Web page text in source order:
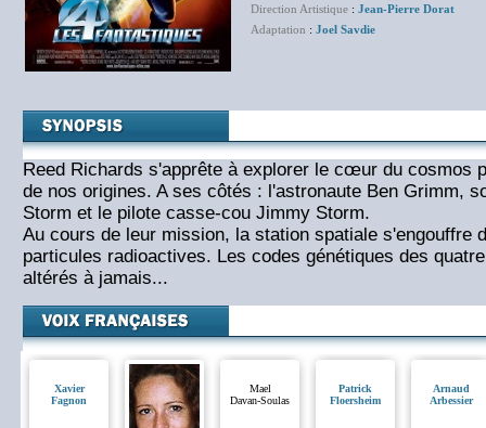
Direction Artistique : Jean-Pierre Dorat
Adaptation : Joel Savdie
Reed Richards s'apprête à explorer le cœur du cosmos
de nos origines. A ses côtés : l'astronaute Ben Grimm,
Storm et le pilote casse-cou Jimmy Storm.
Au cours de leur mission, la station spatiale s'engouffre
particules radioactives. Les codes génétiques des
altérés à jamais...
Xavier
Fagnon
Mael
Davan-Soulas
Patrick
Floersheim
Arnaud
Arbessier